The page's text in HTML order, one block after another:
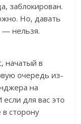
заблокирован.
Но, давать
— нельзя.
начатый в
очередь из-
на
для вас это
сторону